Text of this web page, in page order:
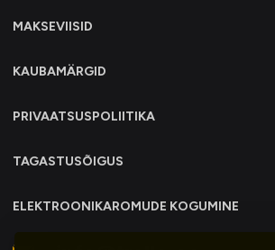
MAKSEVIISID
KAUBAMÄRGID
PRIVAATSUSPOLIITIKA
TAGASTUSÕIGUS
ELEKTROONIKAROMUDE KOGUMINE